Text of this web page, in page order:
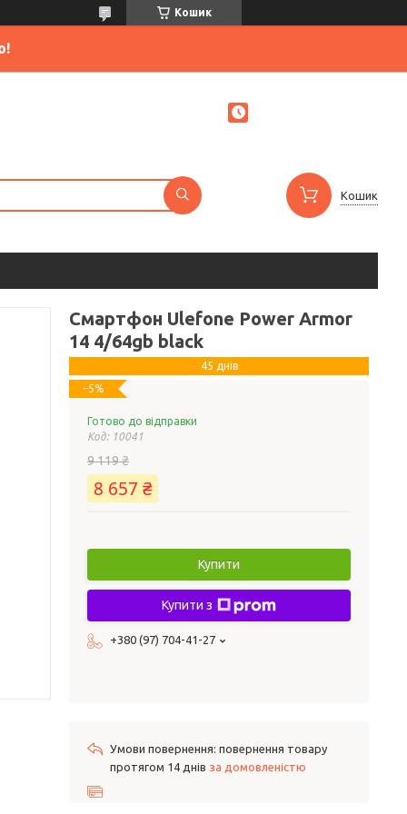
Кошик
Кошик
Смартфон Ulefone Power Armor
14 4/64gb black
45 днів
–5%
Готово до відправки
Код: 10041
9 119 ₴
8 657 ₴
Купити
Купити з
+380 (97) 704-41-27
повернення товару
протягом 14 днів за домовленістю